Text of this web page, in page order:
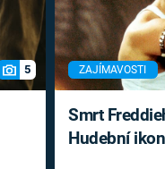
5 ZAJÍMAVOSTI
Smrt
Hudební